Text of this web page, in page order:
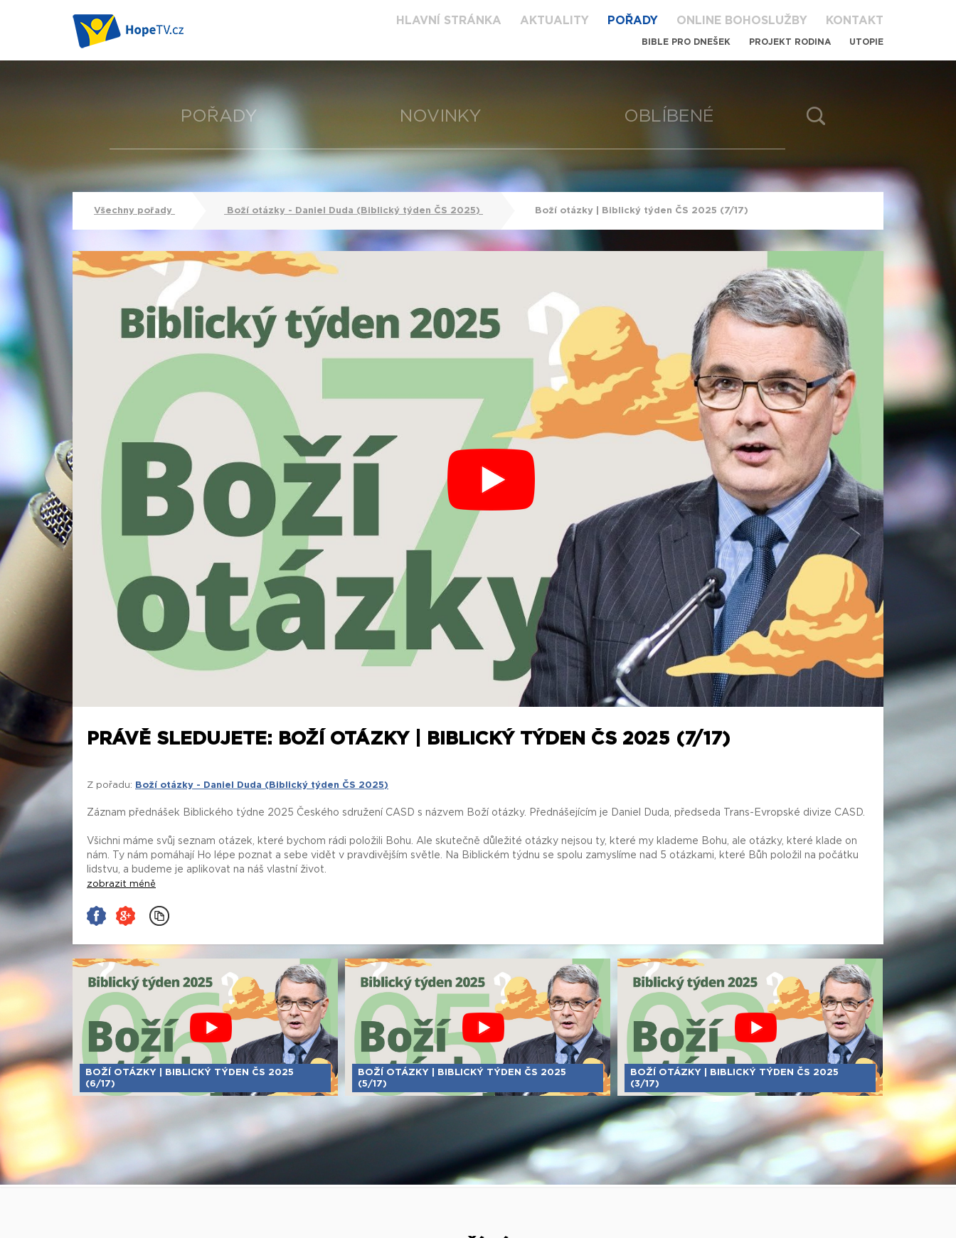
HLAVNÍ STRÁNKA AKTUALITY POŘADY ONLINE BOHOSLUŽBY KONTAKT
BIBLE PRO DNEŠEK PROJEKT RODINA UTOPIE
POŘADY NOVINKY OBLÍBENÉ
Všechny pořady Boží otázky - Daniel Duda (Biblický týden ČS 2025) Boží otázky | Biblický týden ČS 2025 (7/17)
PRÁVĚ SLEDUJETE: BOŽÍ OTÁZKY | BIBLICKÝ TÝDEN ČS 2025 (7/17)
Z pořadu: Boží otázky - Daniel Duda (Biblický týden ČS 2025)
Záznam přednášek Biblického týdne 2025 Českého sdružení CASD s názvem Boží otázky. Přednášejícím je Daniel Duda, předseda Trans-Evropské divize CASD.
Všichni máme svůj seznam otázek, které bychom rádi položili Bohu. Ale skutečně důležité otázky nejsou ty, které my klademe Bohu, ale otázky, které klade on
nám. Ty nám pomáhají Ho lépe poznat a sebe vidět v pravdivějším světle. Na Biblickém týdnu se spolu zamyslíme nad 5 otázkami, které Bůh položil na počátku
lidstvu, a budeme je aplikovat na náš vlastní život.
zobrazit méně
BOŽÍ OTÁZKY | BIBLICKÝ TÝDEN ČS 2025
(6/17)
BOŽÍ OTÁZKY | BIBLICKÝ TÝDEN ČS 2025
(5/17)
BOŽÍ OTÁZKY | BIBLICKÝ TÝDEN ČS 2025
(3/17)